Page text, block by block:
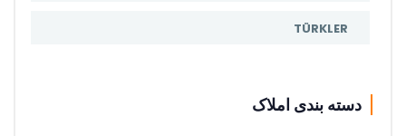
TÜRKLER
دسته بندی املاک